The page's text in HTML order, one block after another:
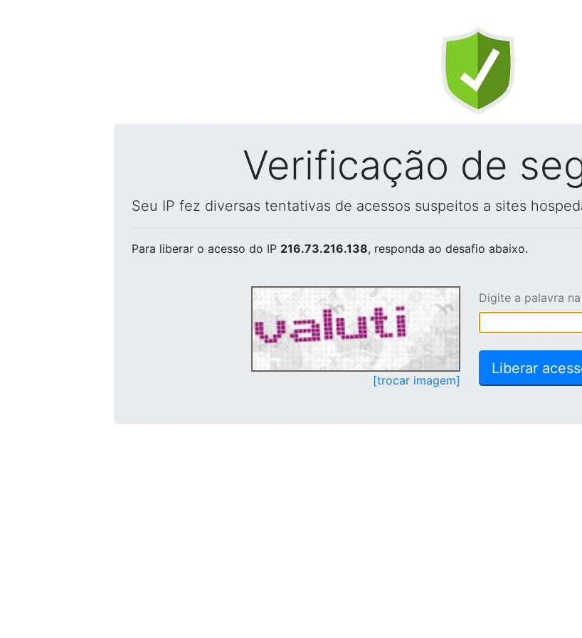
Verificação de
Seu IP fez diversas tentativas de acessos suspeitos a sites
Para liberar o acesso do IP 216.73.216.138, responda ao desafio abaixo.
[trocar imagem]
Digite a palavra